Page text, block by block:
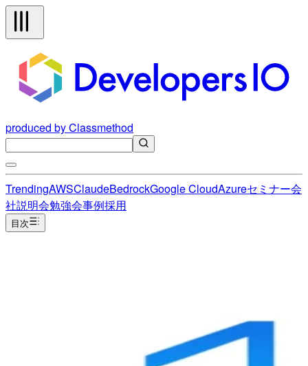
produced by Classmethod
TrendingAWSClaudeBedrockGoogle CloudAzureセミナー会
社説明会勉強会事例採用
目次